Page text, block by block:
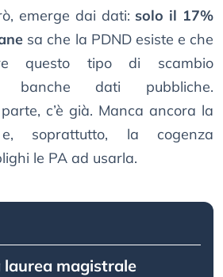
emerge dai dati: solo il 17%
sa che la PDND esiste e che
questo tipo di scambio
banche dati pubbliche.
c’è già. Manca ancora la
e, soprattutto, la cogenza
le PA ad usarla.
laurea magistrale